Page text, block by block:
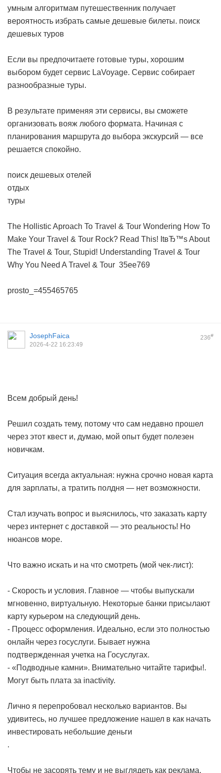
умным алгоритмам путешественник получает
вероятность избрать самые дешевые билеты. поиск
дешевых туров
Если вы предпочитаете готовые туры, хорошим
выбором будет сервис LaVoyage. Сервис собирает
разнообразные туры.
В результате применяя эти сервисы, вы сможете
организовать вояж любого формата. Начиная с
планирования маршрута до выбора экскурсий — все
решается спокойно.
поиск дешевых отелей
отдых
туры
The Hollistic Aproach To Travel & Tour Wondering How To
Make Your Travel & Tour Rock? Read This! ItвЂ™s About
The Travel & Tour, Stupid! Understanding Travel & Tour
Why You Need A Travel & Tour 35ee769
prosto_=455465765
236#
JosephFaica
2026-4-22 16:23:49
Всем добрый день!
Решил создать тему, потому что сам недавно прошел
через этот квест и, думаю, мой опыт будет полезен
новичкам.
Ситуация всегда актуальная: нужна срочно новая карта
для зарплаты, а тратить полдня — нет возможности.
Стал изучать вопрос и выяснилось, что заказать карту
через интернет с доставкой — это реальность! Но
нюансов море.
Что важно искать и на что смотреть (мой чек-лист):
- Скорость и условия. Главное — чтобы выпускали
мгновенно, виртуальную. Некоторые банки присылают
карту курьером на следующий день.
- Процесс оформления. Идеально, если это полностью
онлайн через госуслуги. Бывает нужна
подтвержденная учетка на Госуслугах.
- «Подводные камни». Внимательно читайте тарифы!.
Могут быть плата за inactivity.
Лично я перепробовал несколько вариантов. Вы
удивитесь, но лучшее предложение нашел в как начать
инвестировать небольшие деньги
.
Чтобы не засорять тему и не выглядеть как реклама,